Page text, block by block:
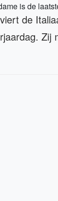
is de
de
Zij